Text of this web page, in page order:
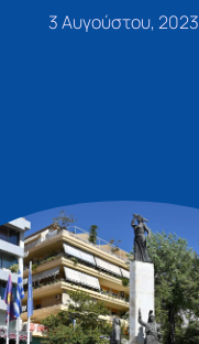
3 Αυγούστου, 2023